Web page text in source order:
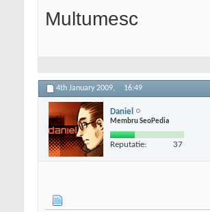
Multumesc
4th January 2009, 16:49
Daniel
Membru SeoPedia
Reputatie: 37